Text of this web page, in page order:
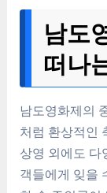
남도
떠나
남도영화제의
처럼 환상적인
상영 외에도 다
객들에게 잊을